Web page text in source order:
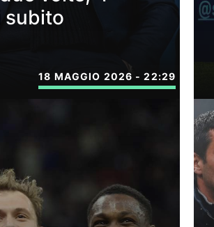
subito
18 MAGGIO 2026 - 22:29